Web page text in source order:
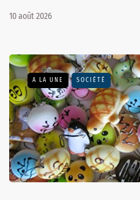
10 août 2026
A LA UNE SOCIÉTÉ